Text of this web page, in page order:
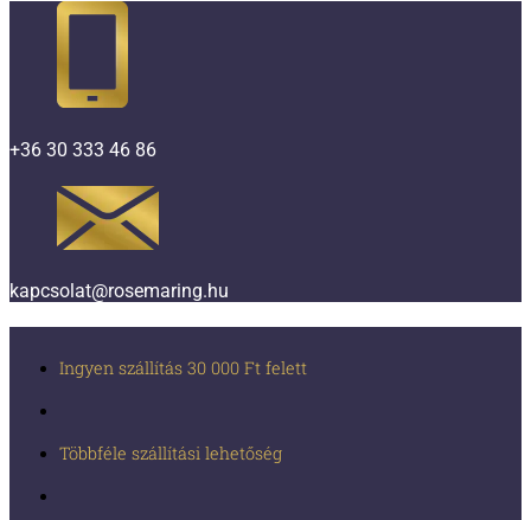
+36 30 333 46 86
kapcsolat@rosemaring.hu
Ingyen szállítás 30 000 Ft felett
Többféle szállítási lehetőség